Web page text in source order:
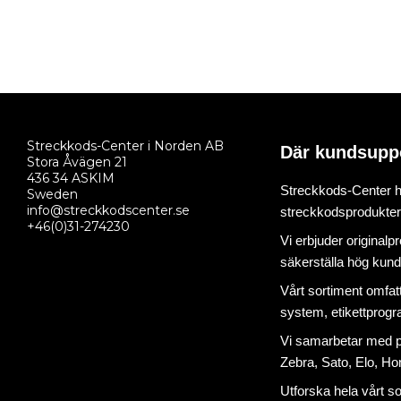
Streckkods-Center i Norden AB
Stora Åvägen 21
436 34 ASKIM
Sweden
info@streckkodscenter.se
+46(0)31-274230
Där
Streckkods-Center
Vi erbjuder
säkerställa hög
Vårt sortiment
system,
Vi samarbetar med
Zebra, Sato, Elo,
Utforska hela vårt